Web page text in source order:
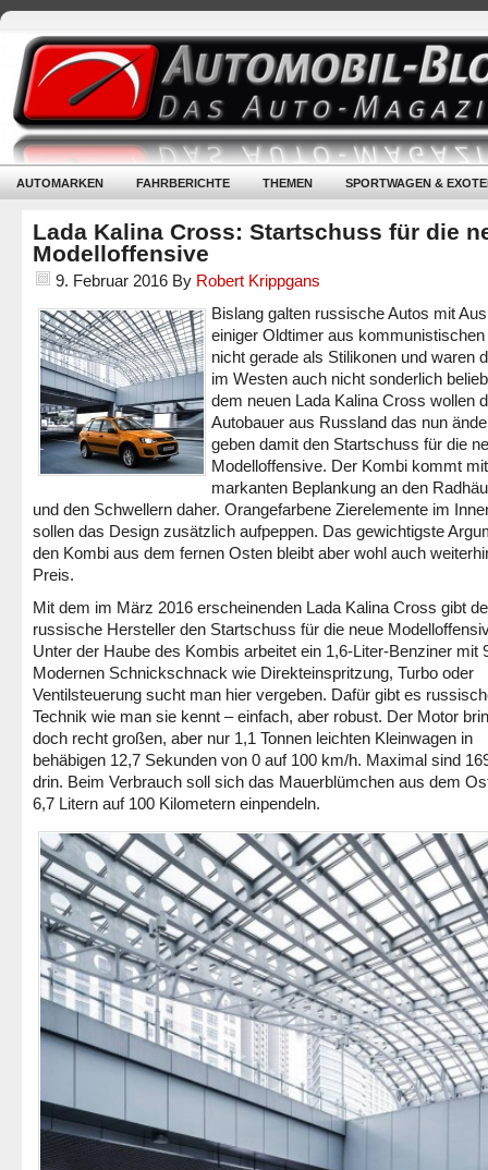
AUTOMARKEN FAHRBERICHTE THEMEN SPORTWAGEN &
Lada Kalina Cross: Startschuss für die
Modelloffensive
9. Februar 2016 By Robert Krippgans
Bislang galten russische Autos mit
einiger Oldtimer aus kommunistischen
nicht gerade als Stilikonen und waren
im Westen auch nicht sonderlich
dem neuen Lada Kalina Cross wollen
Autobauer aus Russland das nun
geben damit den Startschuss für die
Modelloffensive. Der Kombi kommt
markanten Beplankung an den
und den Schwellern daher. Orangefarbene Zierelemente im
sollen das Design zusätzlich aufpeppen. Das gewichtigste
den Kombi aus dem fernen Osten bleibt aber wohl auch
Preis.
Mit dem im März 2016 erscheinenden Lada Kalina Cross gibt
russische Hersteller den Startschuss für die neue
Unter der Haube des Kombis arbeitet ein 1,6-Liter-Benziner mit
Modernen Schnickschnack wie Direkteinspritzung, Turbo oder
Ventilsteuerung sucht man hier vergeben. Dafür gibt es
Technik wie man sie kennt – einfach, aber robust. Der Motor
doch recht großen, aber nur 1,1 Tonnen leichten Kleinwagen in
behäbigen 12,7 Sekunden von 0 auf 100 km/h. Maximal sind
drin. Beim Verbrauch soll sich das Mauerblümchen aus dem
6,7 Litern auf 100 Kilometern einpendeln.